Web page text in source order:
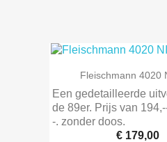
 Snel
Fleischmann 4020
Een gedetailleerde
de 89er. Prijs van
-. zonder doos.
€ 179,00